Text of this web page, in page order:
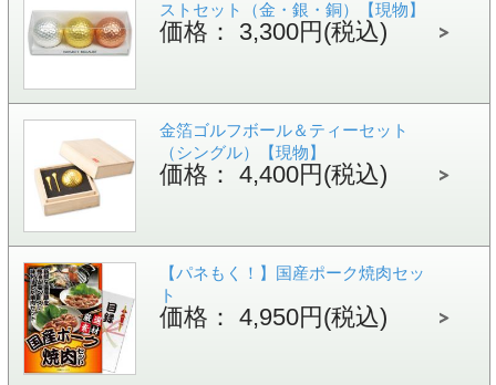
ストセット（金・銀・銅）【現物】
価格： 3,300円(税込)
金箔ゴルフボール＆ティーセット
（シングル）【現物】
価格： 4,400円(税込)
【パネもく！】国産ポーク焼肉セッ
ト
価格： 4,950円(税込)